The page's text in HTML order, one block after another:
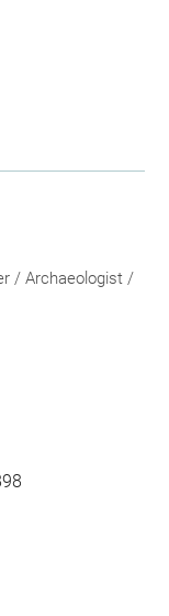
/ Archaeologist /